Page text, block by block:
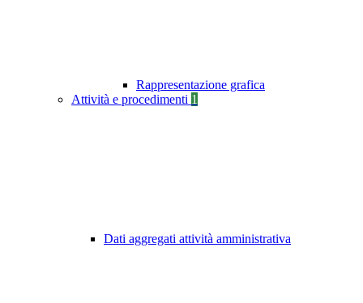
Rappresentazione grafica
Attività e procedimenti 1
Dati aggregati attività amministrativa